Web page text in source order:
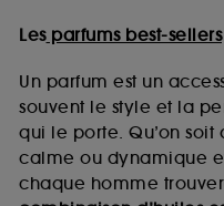
Lesparfums best-sellers
Un parfum est un
souvent le style et la
qui le porte. Qu’on
calme ou dynamique
chaque homme